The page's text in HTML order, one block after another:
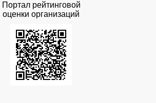
Портал рейтинговой
оценки организаций